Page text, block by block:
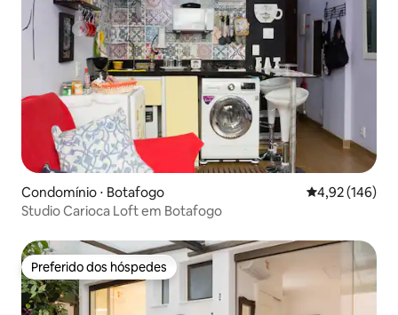
Condomínio ⋅ Botafogo 4,92 de uma
4,92 (146)
Studio Carioca Loft em Botafogo
Preferido dos hóspedes
Preferido dos hóspedes